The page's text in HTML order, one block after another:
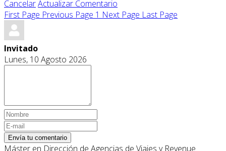
CancelarActualizar Comentario
First Page Previous Page 1 Next Page Last Page
Invitado
Lunes, 10 Agosto 2026
Envía tu comentario
Máster en Dirección de Agencias de Viajes y Revenue